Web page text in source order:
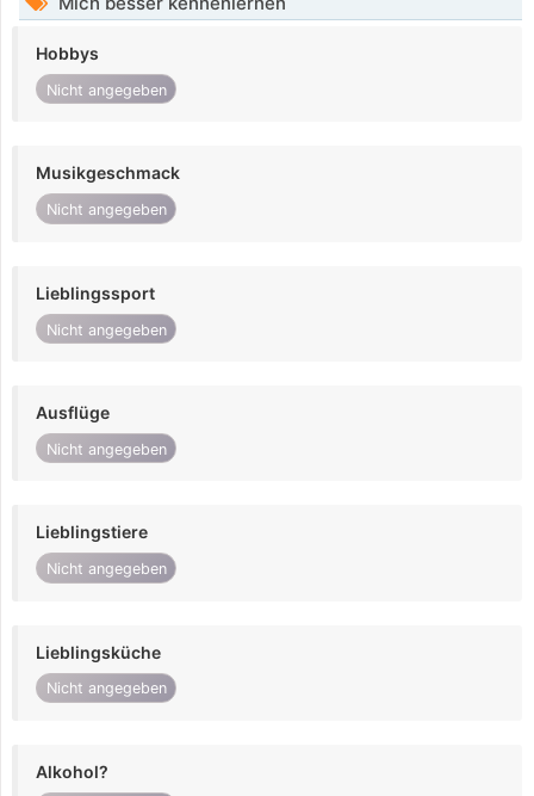
Hobbys
Nicht angegeben
Musikgeschmack
Nicht angegeben
Lieblingssport
Nicht angegeben
Ausflüge
Nicht angegeben
Lieblingstiere
Nicht angegeben
Lieblingsküche
Nicht angegeben
Alkohol?